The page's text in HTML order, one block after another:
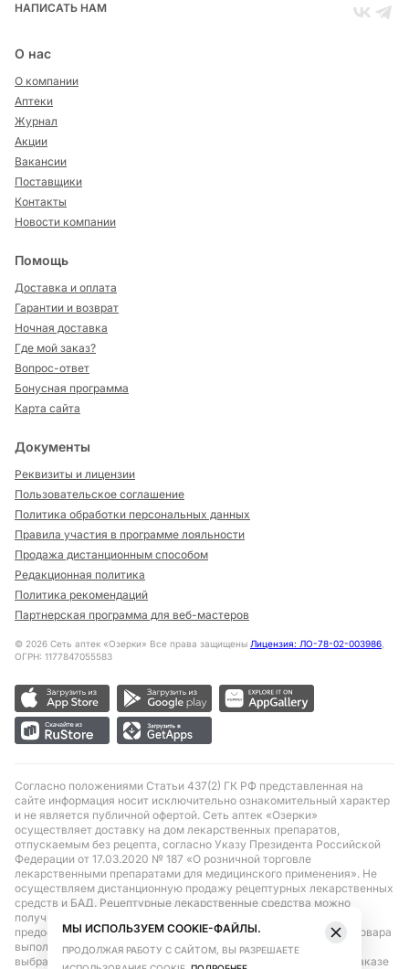
НАПИСАТЬ НАМ
О нас
О компании
Аптеки
Журнал
Акции
Вакансии
Поставщики
Контакты
Новости компании
Помощь
Доставка и оплата
Гарантии и возврат
Ночная доставка
Где мой заказ?
Вопрос-ответ
Бонусная программа
Карта сайта
Документы
Реквизиты и лицензии
Пользовательское соглашение
Политика обработки персональных данных
Правила участия в программе лояльности
Продажа дистанционным способом
Редакционная политика
Политика рекомендаций
Партнерская программа для веб-мастеров
© 2026 Сеть аптек «Озерки» Все права защищены Лицензия: ЛО-78-02-003986,
ОГРН: 1177847055583
Согласно положениями Статьи 437(2) ГК РФ представленная на
сайте информация носит исключительно ознакомительный характер
и не является публичной офертой. Сеть аптек «Озерки»
осуществляет доставку на дом лекарственных препаратов,
отпускаемым без рецепта, согласно Указу Президента Российской
Федерации от 17.03.2020 № 187 «О розничной торговле
лекарственными препаратами для медицинского применения». Не
осуществляем дистанционную продажу рецептурных лекарственных
средств и БАД. Рецептурные лекарственные средства можно
получить только при помощи самовывоза в аптеке при
предоставлении рецепта, выписанного врачом. Бронирование товара
выполняется при условиях последующего выкупа заказа в
выбранном аптечном пункте. Цена действительна только при заказе
МЫ ИСПОЛЬЗУЕМ COOKIE-ФАЙЛЫ.
ПРОДОЛЖАЯ РАБОТУ С САЙТОМ, ВЫ РАЗРЕШАЕТЕ